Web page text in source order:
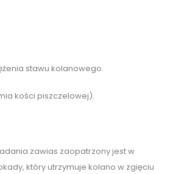
stawu kolanowego.
kości piszczelowej).
zawias zaopatrzony jest w
który utrzymuje kolano w zgięciu